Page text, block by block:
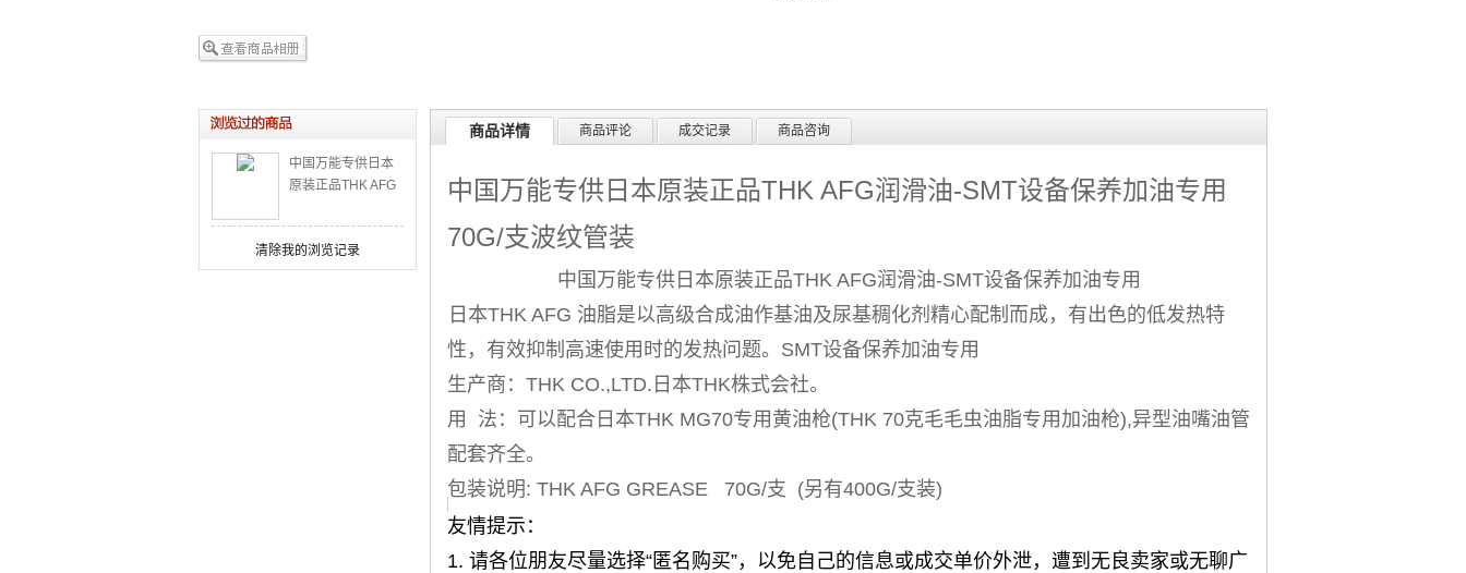
中国万能专供日本
原装正品THK AFG
养加油专用
清除我的浏览记录
商品详情 商品评论 成交记录 商品咨询
中国万能专供日本原装正品THK AFG润滑油-SMT设备保养加油专用
70G/支波纹管装
中国万能专供日本原装正品THK AFG润滑油-SMT设备保养加油专用
日本THK AFG 油脂是以高级合成油作基油及尿基稠化剂精心配制而成，有出色的低发热特
性，有效抑制高速使用时的发热问题。SMT设备保养加油专用
生产商：THK CO.,LTD.日本THK株式会社。
用 法：可以配合日本THK MG70专用黄油枪(THK 70克毛毛虫油脂专用加油枪),异型油嘴油管
配套齐全。
包装说明: THK AFG GREASE 70G/支 (另有400G/支装)
友情提示：
1. 请各位朋友尽量选择“匿名购买”，以免自己的信息或成交单价外泄，遭到无良卖家或无聊广